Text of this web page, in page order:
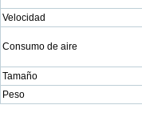
Velocidad
Consumo de aire
Tamaño
Peso